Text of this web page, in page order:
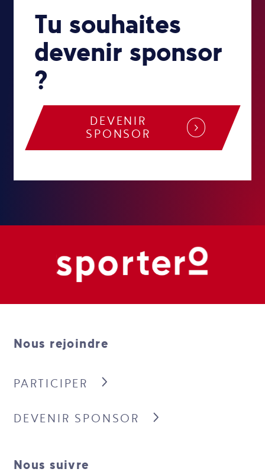
Tu souhaites
devenir sponsor
?
DEVENIR
SPONSOR
Nous rejoindre
PARTICIPER
DEVENIR SPONSOR
Nous suivre